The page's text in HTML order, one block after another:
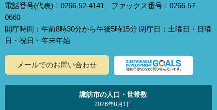
電話番号(代表)：0266-52-4141 ファックス番号：0266-57-
0660
開庁時間：午前8時30分から午後5時15分 閉庁日：土曜日・日曜
日・祝日・年末年始
メールでのお問い合わせ
諏訪市の人口・世帯数
2026年8月1日